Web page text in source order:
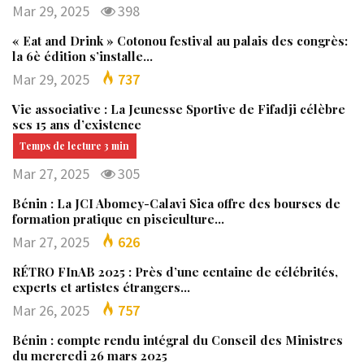
Mar 29, 2025 398
« Eat and Drink » Cotonou festival au palais des congrès:
la 6è édition s’installe…
Mar 29, 2025 737
Vie associative : La Jeunesse Sportive de Fifadji célèbre
ses 15 ans d’existence
Mar 27, 2025 305
Bénin : La JCI Abomey-Calavi Sica offre des bourses de
formation pratique en pisciculture…
Mar 27, 2025 626
RÉTRO FInAB 2025 : Près d’une centaine de célébrités,
experts et artistes étrangers…
Mar 26, 2025 757
Bénin : compte rendu intégral du Conseil des Ministres
du mercredi 26 mars 2025